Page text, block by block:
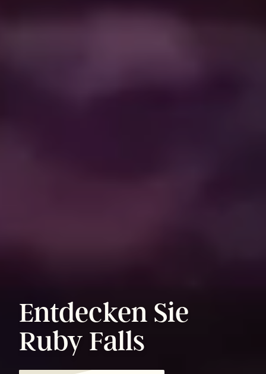
Entdecken Sie
Ruby Falls